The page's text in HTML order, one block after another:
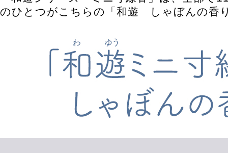
のひとつがこちらの「和遊 しゃぼんの香